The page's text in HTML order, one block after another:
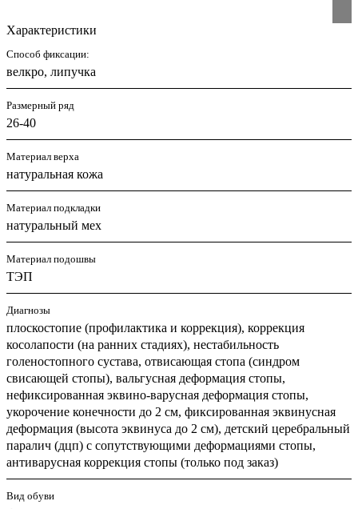
Характеристики
Способ фиксации:
велкро, липучка
Размерный ряд
26-40
Материал верха
натуральная кожа
Материал подкладки
натуральный мех
Материал подошвы
ТЭП
Диагнозы
плоскостопие (профилактика и коррекция), коррекция
косолапости (на ранних стадиях), нестабильность
голеностопного сустава, отвисающая стопа (синдром
свисающей стопы), вальгусная деформация стопы,
нефиксированная эквино-варусная деформация стопы,
укорочение конечности до 2 см, фиксированная эквинусная
деформация (высота эквинуса до 2 см), детский церебральный
паралич (дцп) с сопутствующими деформациями стопы,
антиварусная коррекция стопы (только под заказ)
Вид обуви